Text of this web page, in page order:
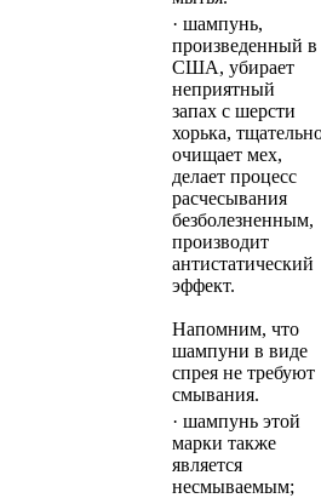
· шампунь,
произведенный в
США, убирает
неприятный
запах с шерсти
хорька,
очищает мех,
делает процесс
расчесывания
безболезненным,
производит
антистатический
эффект.
Напомним, что
шампуни в виде
спрея не требуют
смывания.
· шампунь этой
марки также
является
несмываемым;